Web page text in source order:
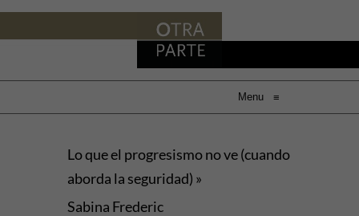
Menu ≡
Lo que el progresismo no ve (cuando
aborda la seguridad) »
Sabina Frederic